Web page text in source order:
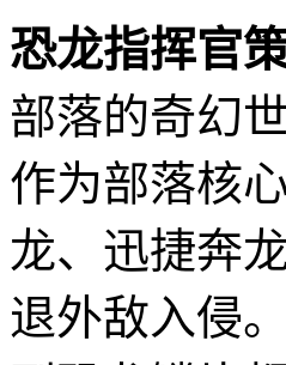
恐龙指挥官
部落的奇幻
作为部落核
龙、迅捷奔
退外敌入侵